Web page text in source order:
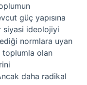
güç yapısına
siyasi ideolojiyi
normlara uyan
olan
daha radikal